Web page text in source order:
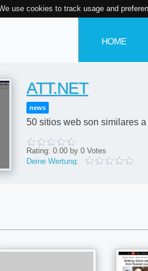
use cookies to track usage and
HOME
ATT.NET
news
50 sitios web son similares a
Rating: 0.00 by 0 Votes
Deine Wertung: